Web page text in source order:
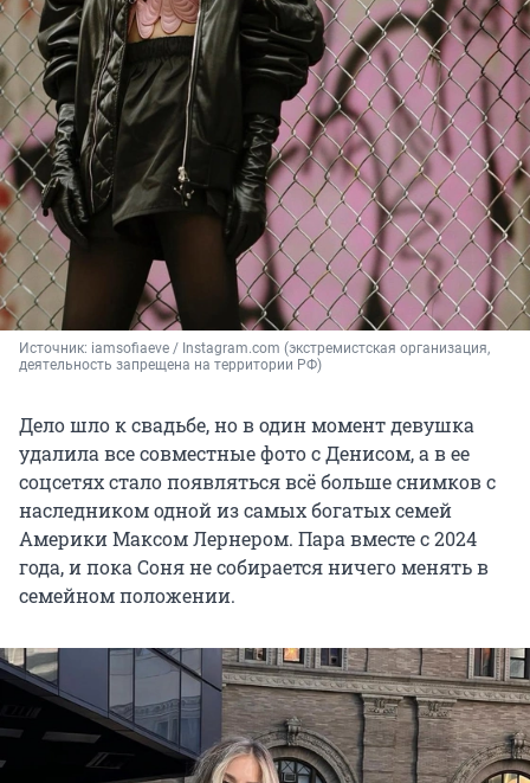
Источник: iamsofiaeve / Instagram.com (экстремистская организация,
деятельность запрещена на территории РФ)
Дело шло к свадьбе, но в один момент девушка
удалила все совместные фото с Денисом, а в ее
соцсетях стало появляться всё больше снимков с
наследником одной из самых богатых семей
Америки Максом Лернером. Пара вместе с 2024
года, и пока Соня не собирается ничего менять в
семейном положении.